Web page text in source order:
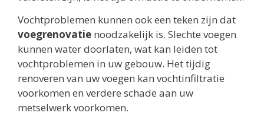
Vochtproblemen kunnen ook een teken zijn dat
voegrenovatie noodzakelijk is. Slechte voegen
kunnen water doorlaten, wat kan leiden tot
vochtproblemen in uw gebouw. Het tijdig
renoveren van uw voegen kan vochtinfiltratie
voorkomen en verdere schade aan uw
metselwerk voorkomen.